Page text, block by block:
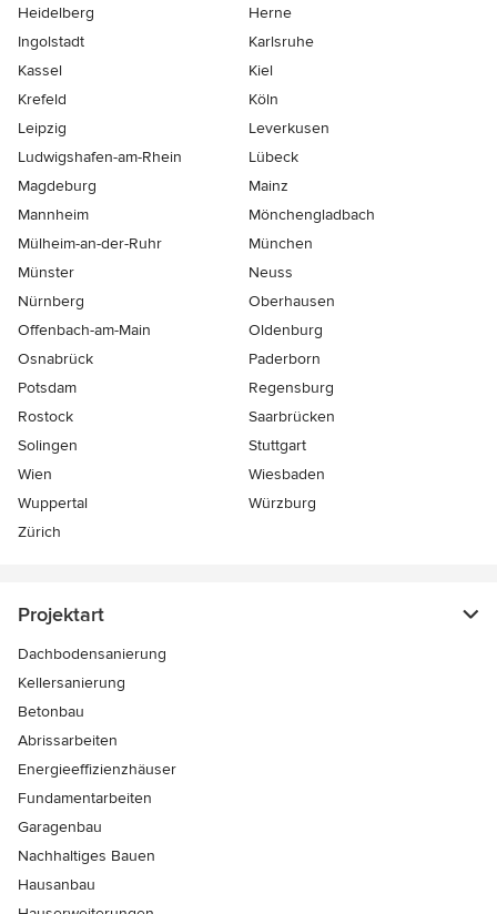
Heidelberg
Herne
Ingolstadt
Karlsruhe
Kassel
Kiel
Krefeld
Köln
Leipzig
Leverkusen
Ludwigshafen-am-Rhein
Lübeck
Magdeburg
Mainz
Mannheim
Mönchen­gladbach
Mülheim-an-der-Ruhr
München
Münster
Neuss
Nürnberg
Oberhausen
Offenbach-am-Main
Oldenburg
Osnabrück
Paderborn
Potsdam
Regensburg
Rostock
Saarbrücken
Solingen
Stuttgart
Wien
Wiesbaden
Wuppertal
Würzburg
Zürich
Projektart
Dachbodensanierung
Kellersanierung
Betonbau
Abrissarbeiten
Energieeffizienzhäuser
Fundamentarbeiten
Garagenbau
Nachhaltiges Bauen
Hausanbau